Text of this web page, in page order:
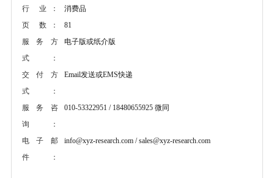
行 业：
消费品
页 数：
81
服务方
式：
电子版或纸介版
交付方
式：
Email发送或EMS快递
服务咨
询：
010-53322951 / 18480655925 微同
电子邮
件：
info@xyz-research.com / sales@xyz-research.com